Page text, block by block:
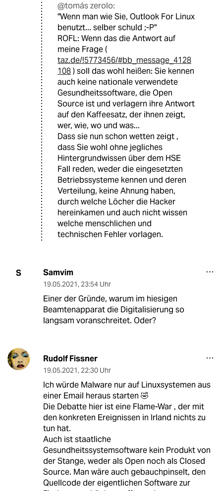
@tomás zerolo:
"Wenn man wie Sie, Outlook For Linux
benutzt... selber schuld ;-P"
ROFL: Wenn das die Antwort auf
meine Frage (
taz.de/!5773456/#bb_message_4128
108) soll das wohl heißen: Sie kennen
auch keine nationale verwendete
Gesundheitssoftware, die Open
Source ist und verlagern ihre Antwort
auf den Kaffeesatz, der ihnen zeigt,
wer, wie, wo und was...
Dass sie nun schon wetten zeigt ,
dass Sie wohl ohne jegliches
Hintergrundwissen über dem HSE
Fall reden, weder die eingesetzten
Betriebssysteme kennen und deren
Verteilung, keine Ahnung haben,
durch welche Löcher die Hacker
hereinkamen und auch nicht wissen
welche menschlichen und
technischen Fehler vorlagen.
S Samvim
19.05.2021, 23:54 Uhr
Einer der Gründe, warum im hiesigen
Beamtenapparat die Digitalisierung so
langsam voranschreitet. Oder?
Rudolf Fissner
19.05.2021, 22:30 Uhr
Ich würde Malware nur auf Linuxsystemen aus
einer Email heraus starten 🤣
Die Debatte hier ist eine Flame-War , der mit
den konkreten Ereignissen in Irland nichts zu
tun hat.
Auch ist staatliche
Gesundheitssystemsoftware kein Produkt von
der Stange, weder als Open noch als Closed
Source. Man wäre auch gebauchpinselt, den
Quellcode der eigentlichen Software zur